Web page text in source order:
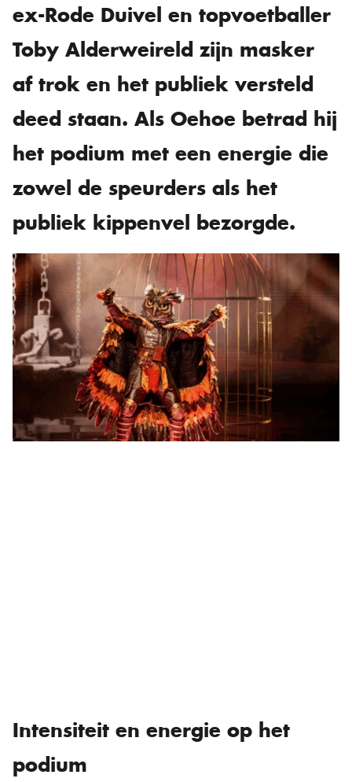
ex-Rode Duivel en topvoetballer
Toby Alderweireld zijn masker
af trok en het publiek versteld
deed staan. Als Oehoe betrad hij
het podium met een energie die
zowel de speurders als het
publiek kippenvel bezorgde.
Intensiteit en energie op het
podium